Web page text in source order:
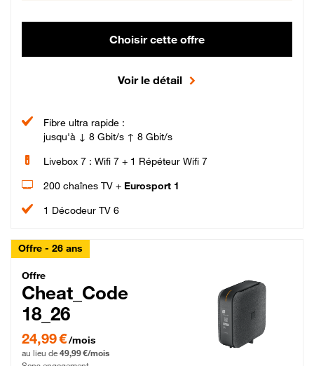
Choisir cette offre
Voir le détail
Fibre ultra rapide :
jusqu'à ↓ 8 Gbit/s ↑ 8 Gbit/s
Livebox 7 : Wifi 7 + 1 Répéteur Wifi 7
200 chaînes TV + Eurosport 1
1 Décodeur TV 6
Offre - 26 ans
Cheat_Code Fibre_18_26
Offre
Cheat_Code
18_26
24,99 € par mois pendant 0 mois puis 49,99 € par mois, Sans engagement
24,99 €/mois
au lieu de 49,99 €/mois